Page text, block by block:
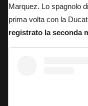
Marquez. Lo spagnolo
prima volta con la
registrato la seconda